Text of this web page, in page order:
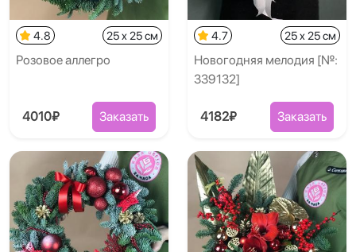
4.8 25 x 25 см
Розовое аллегро
4010₽ Заказать
4.7 25 x 25 см
Новогодняя мелодия [№:
339132]
4182₽ Заказать